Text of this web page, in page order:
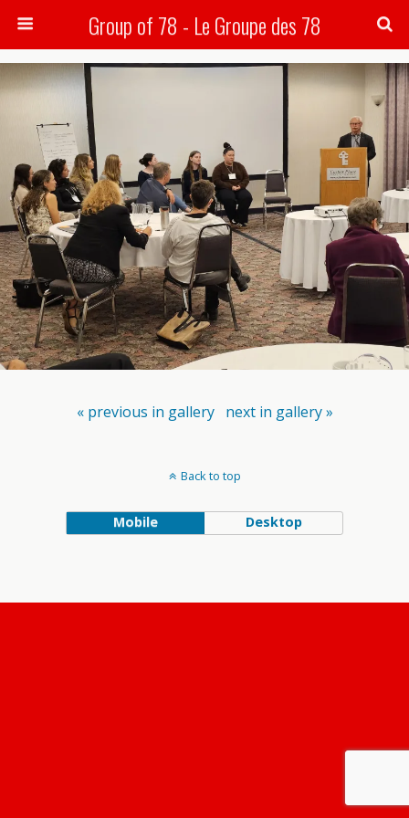
Group of 78 - Le Groupe des 78
Search
« previous in gallery next in gallery »
Back to top
Mobile Desktop